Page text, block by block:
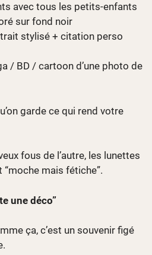
avec tous les petits-enfants
sur fond noir
stylisé + citation perso
/ BD / cartoon d’une photo de
garde ce qui rend votre
fous de l’autre, les lunettes
mais fétiche”.
une déco”
ça, c’est un souvenir figé